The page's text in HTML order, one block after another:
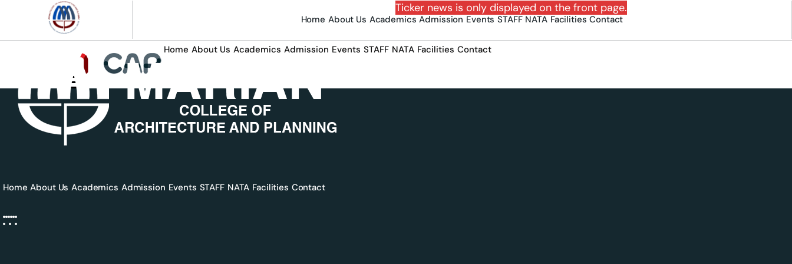
Ticker news is only displayed on the front page.
Home About Us Academics Admission Events STAFF NATA Facilities Contact
Home About Us Academics Admission Events STAFF NATA Facilities Contact
Home About Us Academics Admission Events STAFF NATA Facilities Contact